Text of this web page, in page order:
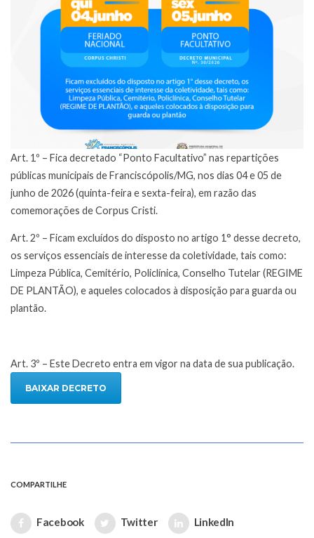
Art. 1º – Fica decretado “Ponto Facultativo” nas repartições
públicas municipais de Franciscópolis/MG, nos dias 04 e 05 de
junho de 2026 (quinta-feira e sexta-feira), em razão das
comemorações de Corpus Cristi.
Art. 2º – Ficam excluídos do disposto no artigo 1° desse decreto,
os serviços essenciais de interesse da coletividade, tais como:
Limpeza Pública, Cemitério, Policlínica, Conselho Tutelar (REGIME
DE PLANTÃO), e aqueles colocados à disposição para guarda ou
plantão.
Art. 3º – Este Decreto entra em vigor na data de sua publicação.
BAIXAR DECRETO
COMPARTILHE
Facebook Twitter LinkedIn